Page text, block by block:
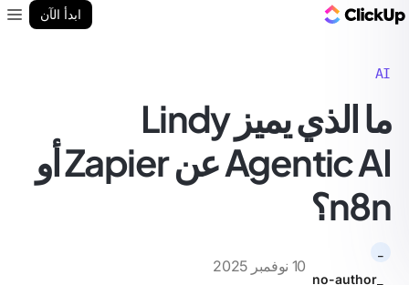
ابدأ الآن
AI
ما الذي يميز Lindy
Agentic AI عن Zapier أو
n8n؟
10 نوفمبر 2025